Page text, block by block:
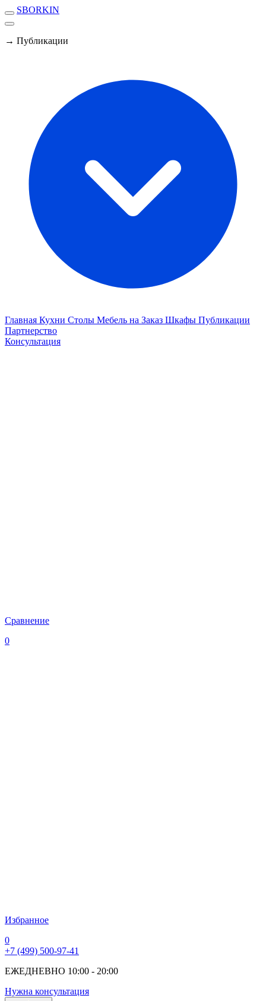
SBORKIN
→ Публикации
Главная Кухни Столы Мебель на Заказ Шкафы Публикации
Партнерство
Консультация
Сравнение
0
Избранное
0
+7 (499) 500-97-41
ЕЖЕДНЕВНО 10:00 - 20:00
Нужна консультация